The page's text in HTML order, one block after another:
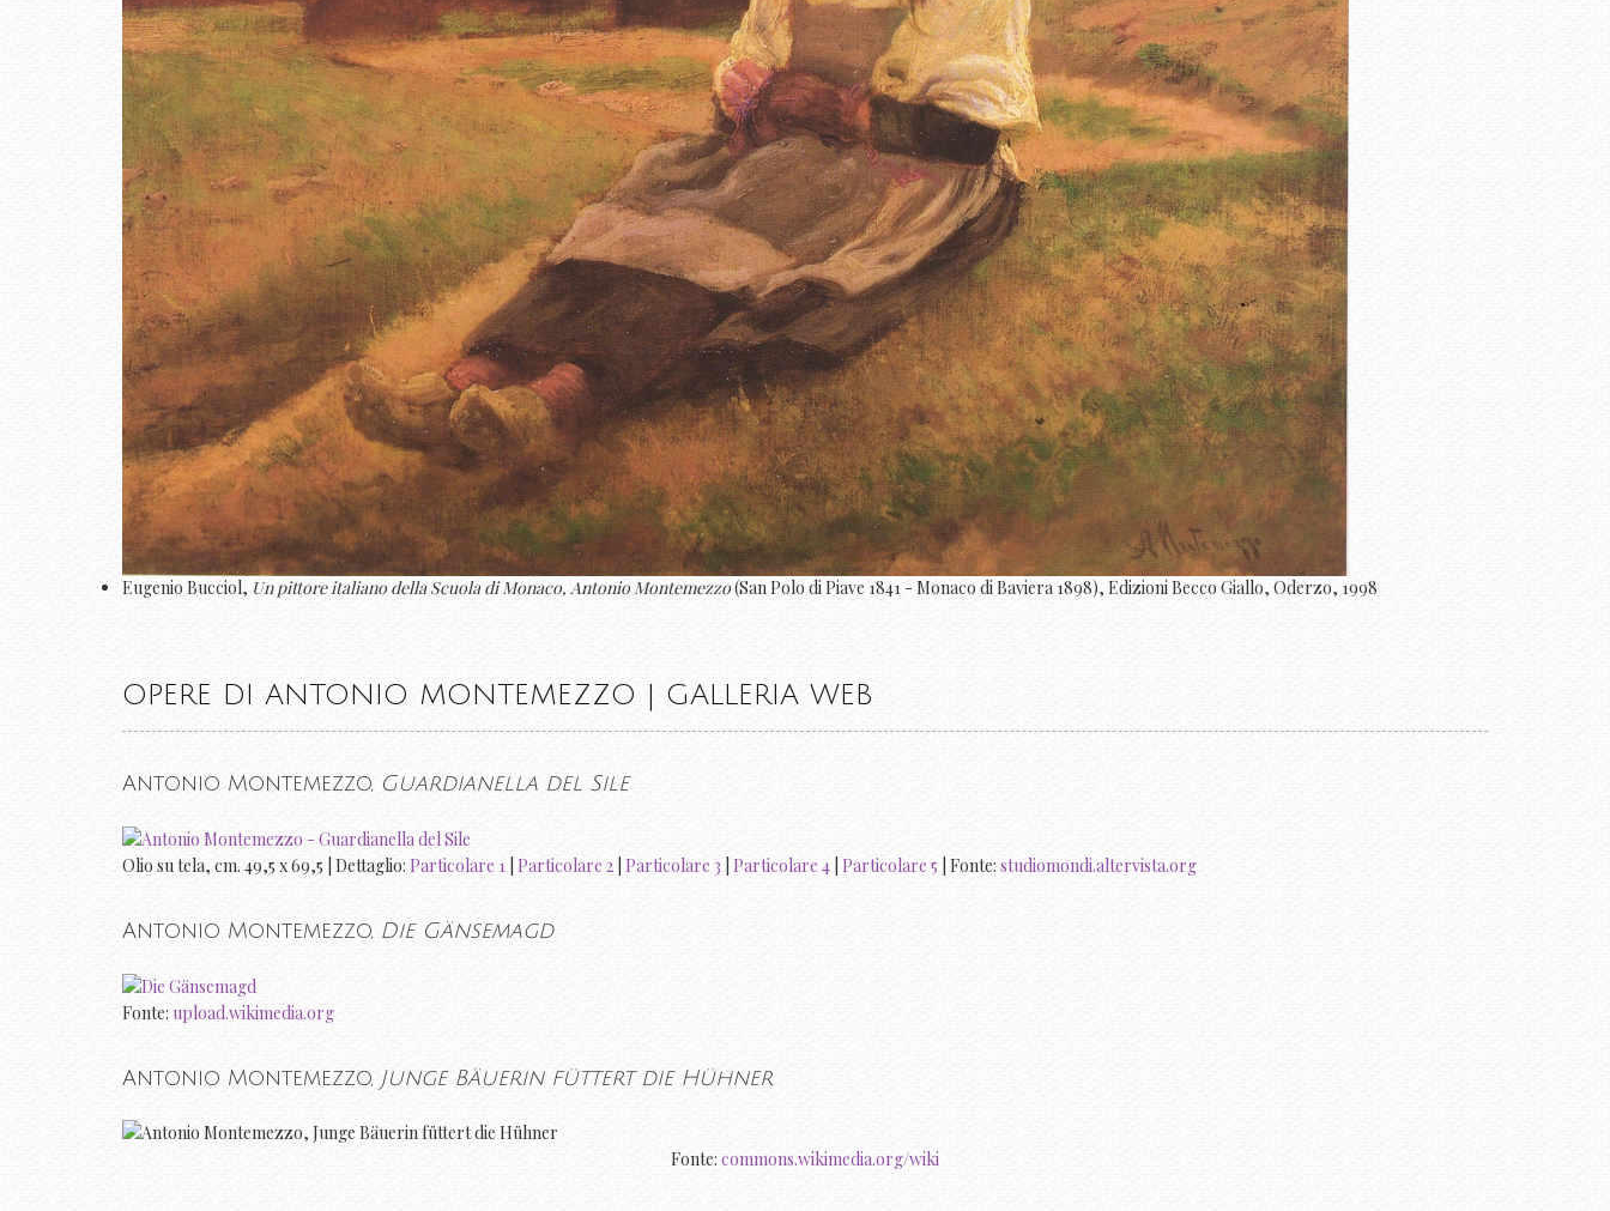
Eugenio Bucciol, Un pittore italiano della Scuola di Monaco, Antonio Montemezzo(San Polo di Piave 1841 - Monaco di Baviera 1898), Edizioni Becco Giallo, Oderzo, 1998
OPERE DI ANTONIO MONTEMEZZO | GALLERIA WEB
Antonio Montemezzo, Guardianella del Sile
Olio su tela, cm. 49,5 x 69,5 | Dettaglio: Particolare 1 Particolare 2 Particolare 3 Particolare 4 Particolare 5 | Fonte: studiomondi.altervista.org
Antonio Montemezzo, Die Gänsemagd
Fonte: upload.wikimedia.org
Antonio Montemezzo, Junge Bäuerin füttert die Hühner
Fonte: commons.wikimedia.org/wiki